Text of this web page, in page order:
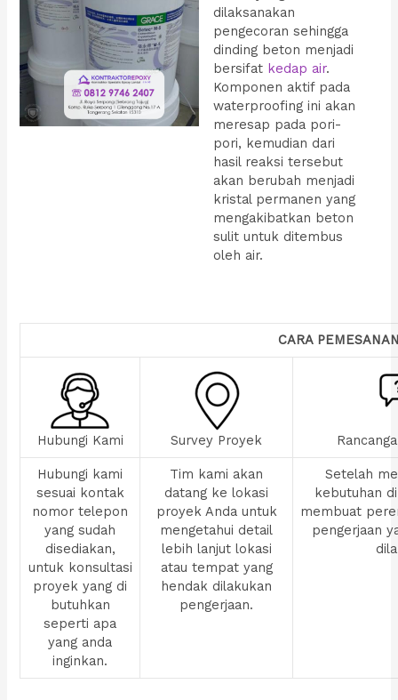
dilaksanakan
pengecoran sehingga
dinding beton menjadi
bersifat kedap air.
Komponen aktif pada
waterproofing ini akan
meresap pada pori-
pori, kemudian dari
hasil reaksi tersebut
akan berubah menjadi
kristal permanen yang
mengakibatkan beton
sulit untuk ditembus
oleh air.
CARA
Hubungi Kami Survey Proyek
Hubungi kami
sesuai kontak
nomor telepon
yang sudah
disediakan,
untuk konsultasi
proyek yang di
butuhkan
seperti apa
yang anda
inginkan.
Tim kami akan
datang ke lokasi
proyek Anda untuk
mengetahui detail
lebih lanjut lokasi
atau tempat yang
hendak dilakukan
pengerjaan.
Setelah
kebutuhan
membuat
pengerjaan